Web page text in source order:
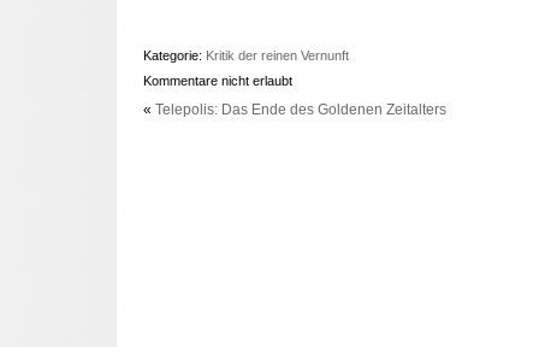
Kategorie: Kritik der reinen Vernunft
Kommentare nicht erlaubt
« Telepolis: Das Ende des Goldenen Zeitalters